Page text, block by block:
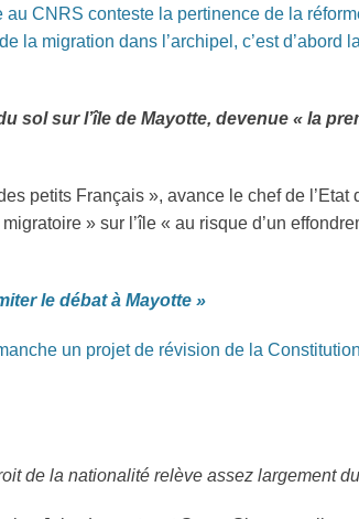
CNRS conteste la pertinence de la
la migration dans l’archipel, c’est d’abord
sol sur l’île de Mayotte, devenue « la
petits Français », avance le chef de l’Etat
» sur l’île « au risque d’un
le débat à Mayotte »
un projet de révision de la
de la nationalité relève assez largement